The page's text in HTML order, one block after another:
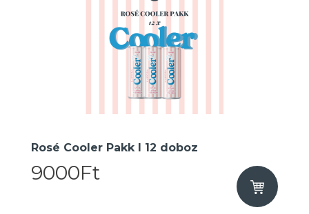
Rosé Cooler Pakk I 12 doboz
9000Ft